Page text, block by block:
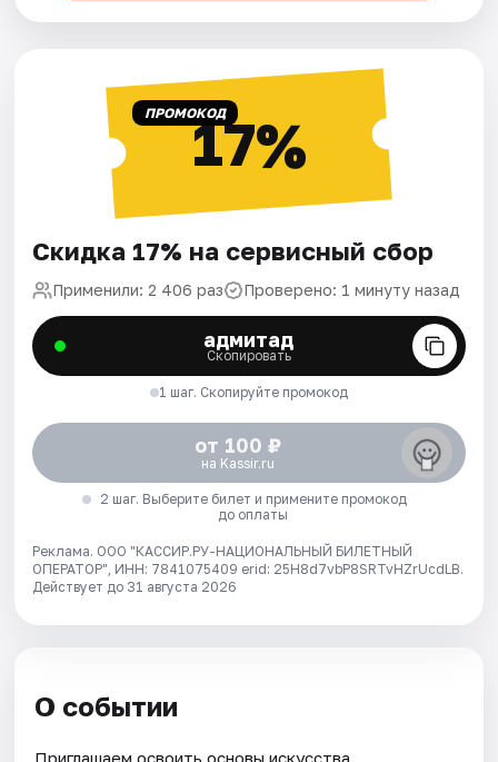
ПРОМОКОД17%
Скидка 17% на сервисный сбор
Применили: 2 406 раз Проверено: 1 минуту назад
адмитад
Скопировать
1 шаг. Скопируйте промокод
от 100 ₽
на Kassir.ru
2 шаг. Выберите билет и примените промокод
до оплаты
Реклама. ООО "КАССИР.РУ-НАЦИОНАЛЬНЫЙ БИЛЕТНЫЙ
ОПЕРАТОР", ИНН: 7841075409 erid: 25H8d7vbP8SRTvHZrUcdLB.
Действует до 31 августа 2026
О событии
Приглашаем освоить основы искусства